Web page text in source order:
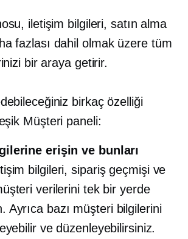
iletişim bilgileri, satın alma
fazlası dahil olmak üzere tüm
bir araya getirir.
birkaç özelliği
Müşteri paneli:
erişin ve bunları
bilgileri, sipariş geçmişi ve
verilerini tek bir yerde
Ayrıca bazı müşteri bilgilerini
ve düzenleyebilirsiniz.